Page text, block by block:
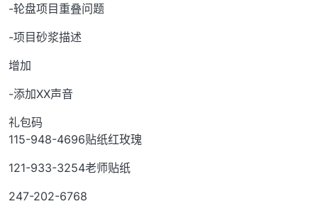
-轮盘项目重叠问题
-项目砂浆描述
增加
-添加XX声音
礼包码
115-948-4696贴纸红玫瑰
121-933-3254老师贴纸
247-202-6768